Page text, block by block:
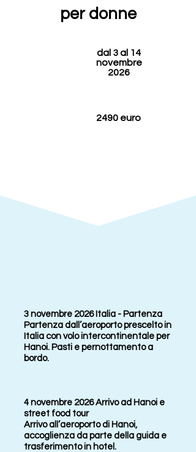
per donne
dal 3 al 14
novembre
2026
2490 euro
3 novembre 2026 Italia - Partenza
Partenza dall’aeroporto prescelto in
Italia con volo intercontinentale per
Hanoi. Pasti e pernottamento a
bordo.
4 novembre 2026 Arrivo ad Hanoi e
street food tour
Arrivo all’aeroporto di Hanoi,
accoglienza da parte della guida e
trasferimento in hotel.